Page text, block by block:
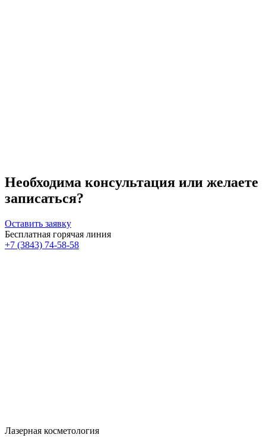
Необходима консультация или желаете
записаться?
Оставить заявку
Бесплатная горячая линия
+7 (3843) 74-58-58
Лазерная косметология